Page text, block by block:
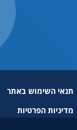
תנאי השימוש באתר
מדיניות הפרטיות